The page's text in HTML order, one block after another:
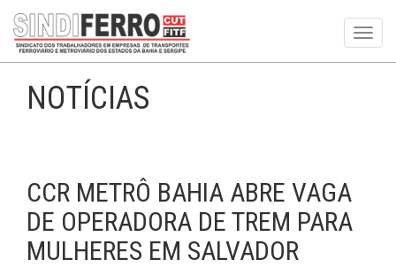
NOTÍCIAS
CCR METRÔ BAHIA ABRE VAGA
DE OPERADORA DE TREM PARA
MULHERES EM SALVADOR